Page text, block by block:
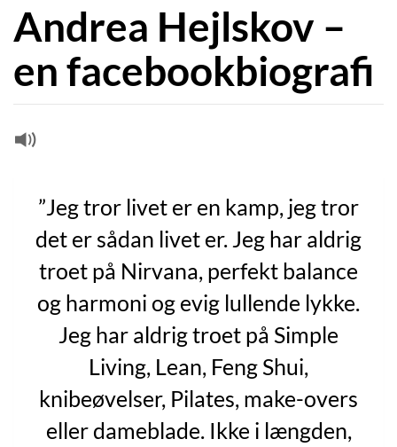
Andrea Hejlskov –
en facebookbiografi
”Jeg tror livet er en kamp, jeg tror
det er sådan livet er. Jeg har aldrig
troet på Nirvana, perfekt balance
og harmoni og evig lullende lykke.
Jeg har aldrig troet på Simple
Living, Lean, Feng Shui,
knibeøvelser, Pilates, make-overs
eller dameblade. Ikke i længden,